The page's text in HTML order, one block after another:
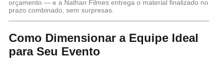
orçamento — e a Nathan Filmes entrega o material finalizado no
prazo combinado, sem surpresas.
Como Dimensionar a Equipe Ideal
para Seu Evento